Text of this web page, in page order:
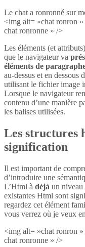
Le chat a ronronné sur
<img alt= »chat ronron
chat ronronne » />
Les éléments (et
que le navigateur va
éléments de
au-dessus et en dessous
utilisant le fichier image
Lorsque le navigateur
contenu d’une manière
les balises utilisées.
Les structures
signification
Il est important de
d’introduire une
L’Html à déjà un niveau
existantes Html sont
regardez cet élément
vous verrez où je veux
<img alt= »chat ronron
chat ronronne » />